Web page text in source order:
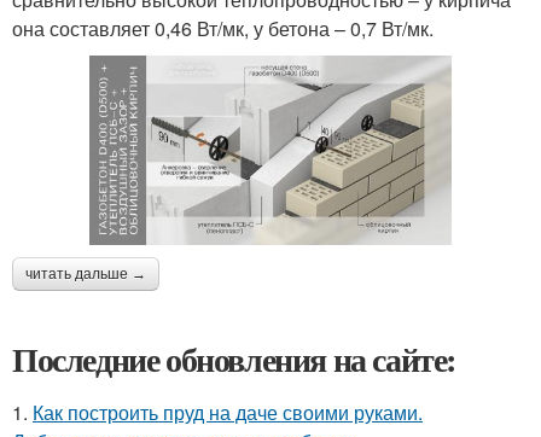
она составляет 0,46 Вт/мк, у бетона – 0,7 Вт/мк.
читать дальше →
Последние обновления на сайте:
1. Как построить пруд на даче своими руками.